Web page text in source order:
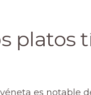
platos
es notable